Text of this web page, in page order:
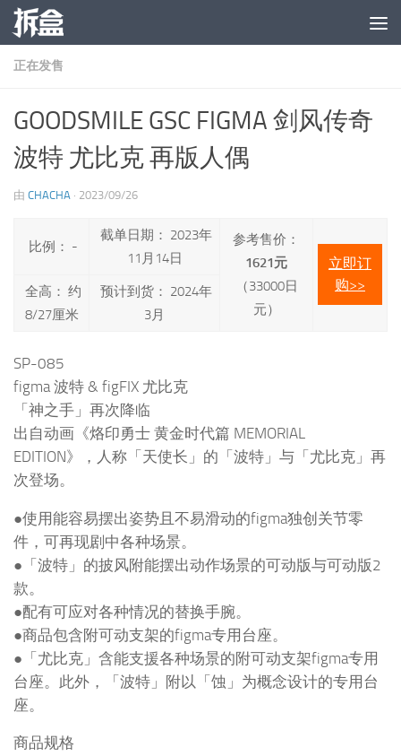
跳至内容
正在发售
GOODSMILE GSC FIGMA 剑风传奇
波特 尤比克 再版人偶
由 CHACHA · 2023/09/26
比例： -
截单日期： 2023年
11月14日
参考售价：
1621元
（33000日
元）
立即订
购>>
全高： 约
8/27厘米
预计到货： 2024年
3月
SP-085
figma 波特 & figFIX 尤比克
「神之手」再次降临
出自动画《烙印勇士 黄金时代篇 MEMORIAL
EDITION》，人称「天使长」的「波特」与「尤比克」再
次登场。
●使用能容易摆出姿势且不易滑动的figma独创关节零
件，可再现剧中各种场景。
●「波特」的披风附能摆出动作场景的可动版与可动版2
款。
●配有可应对各种情况的替换手腕。
●商品包含附可动支架的figma专用台座。
●「尤比克」含能支援各种场景的附可动支架figma专用
台座。此外，「波特」附以「蚀」为概念设计的专用台
座。
商品规格